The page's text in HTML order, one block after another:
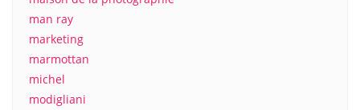
man ray
marketing
marmottan
michel
modigliani